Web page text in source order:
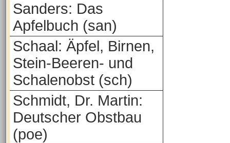
Sanders: Das
Apfelbuch (san)
Schaal: Äpfel, Birnen,
Stein-Beeren- und
Schalenobst (sch)
Schmidt, Dr. Martin:
Deutscher Obstbau
(poe)